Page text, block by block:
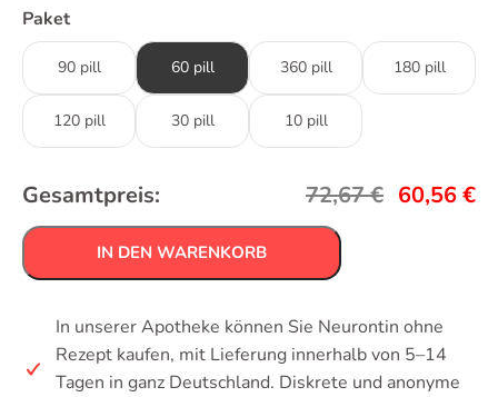
Paket
90 pill 60 pill 360 pill 180 pill
120 pill 30 pill 10 pill
Gesamtpreis: 72,67€ 60,56€
IN DEN WARENKORB
In unserer Apotheke können Sie Neurontin ohne
Rezept kaufen, mit Lieferung innerhalb von 5–14
Tagen in ganz Deutschland. Diskrete und anonyme